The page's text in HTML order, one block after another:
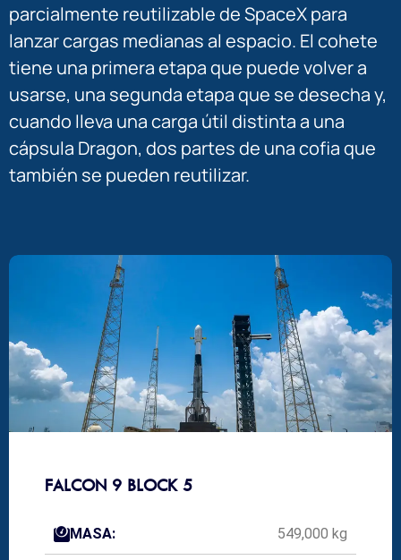
parcialmente reutilizable de SpaceX para
lanzar cargas medianas al espacio. El cohete
tiene una primera etapa que puede volver a
usarse, una segunda etapa que se desecha y,
cuando lleva una carga útil distinta a una
cápsula Dragon, dos partes de una cofia que
también se pueden reutilizar.
FALCON 9 BLOCK 5
MASA: 549,000 kg